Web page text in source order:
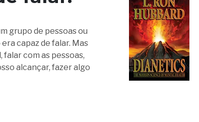
grupo de pessoas ou
capaz de falar. Mas
com as pessoas,
alcançar, fazer algo